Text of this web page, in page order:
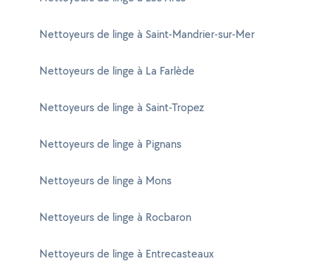
Nettoyeurs de linge à Saint-Mandrier-sur-Mer
Nettoyeurs de linge à La Farlède
Nettoyeurs de linge à Saint-Tropez
Nettoyeurs de linge à Pignans
Nettoyeurs de linge à Mons
Nettoyeurs de linge à Rocbaron
Nettoyeurs de linge à Entrecasteaux